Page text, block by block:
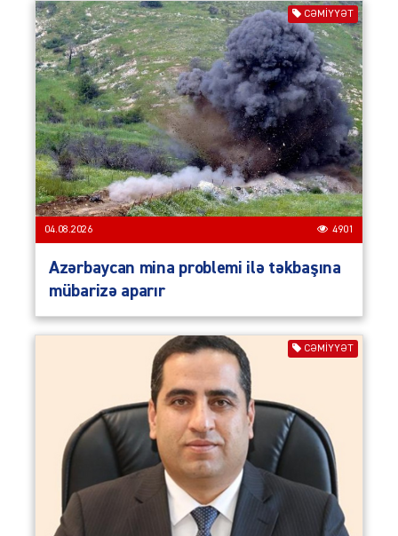
CƏMIYYƏT
04.08.2026 4901
Azərbaycan mina problemi ilə təkbaşına
mübarizə aparır
CƏMIYYƏT